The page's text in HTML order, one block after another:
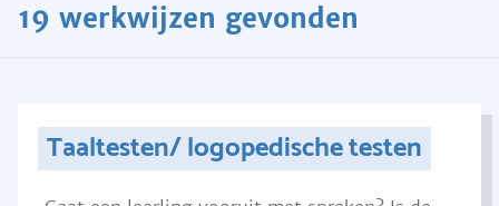
19 werkwijzen gevonden
Taaltesten/ logopedische testen